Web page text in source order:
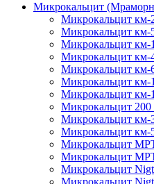
Микрокальцит
Микрокальцит км-
Микрокальцит км-
Микрокальцит км-
Микрокальцит км-
Микрокальцит км-
Микрокальцит км-
Микрокальцит км-
Микрокальцит
Микрокальцит км-
Микрокальцит км-
Микрокальцит
Микрокальцит
Микрокальцит
Микрокальцит